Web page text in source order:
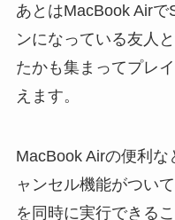
あとはMacBook Air
ンになっている友人
たかも集まってプレ
えます。
MacBook Airの便利
ャンセル機能がつい
を同時に実行できる